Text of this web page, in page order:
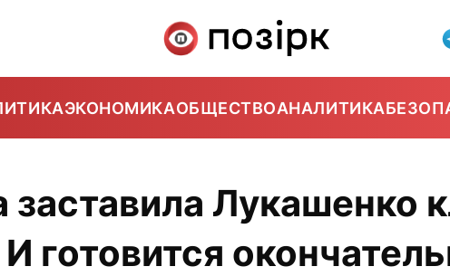
ЭКОНОМИКАОБЩЕСТВОАНАЛИТИКА
Лукашенко
готовится